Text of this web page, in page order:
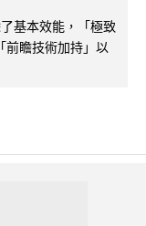
基本效能，「極致
前瞻技術加持」以